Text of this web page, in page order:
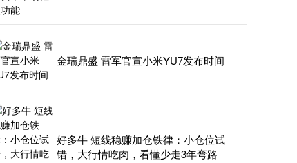
金瑞鼎盛 雷军官宣小米YU7发布时间
好多牛 短线稳赚加仓铁律：小仓位试
错，大行情吃肉，看懂少走3年弯路